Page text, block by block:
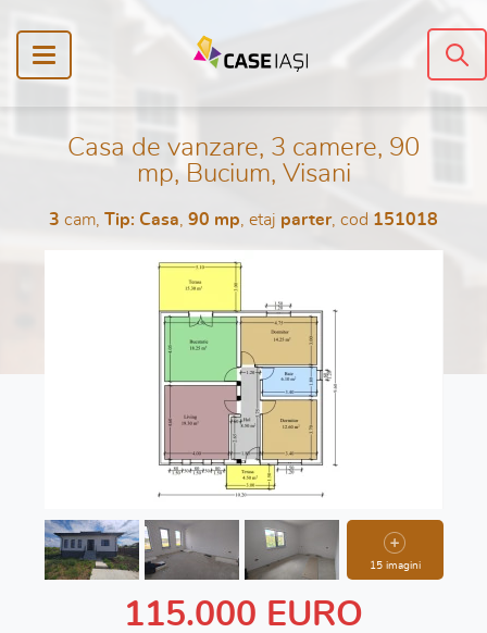
Casa de vanzare, 3 camere, 90
mp, Bucium, Visani
3 cam, Tip: Casa 90 mp , etaj parter, cod 151018
15 imagini
115.000 EURO